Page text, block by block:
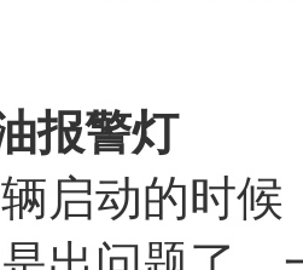
报警灯
启动的时候